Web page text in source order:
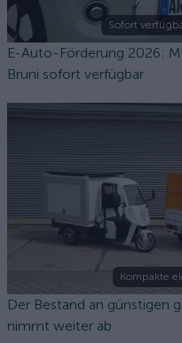
Sofort
E-Auto-Förderung 2026:
Bruni sofort verfügbar
Kompakte
Der Bestand an günstigen
nimmt weiter ab